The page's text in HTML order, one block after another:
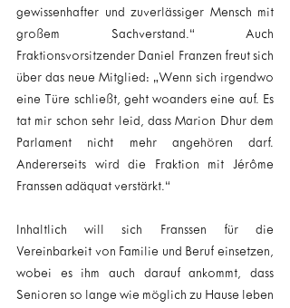
gewissenhafter und zuverlässiger Mensch mit
großem Sachverstand.“ Auch
Fraktionsvorsitzender Daniel Franzen freut sich
über das neue Mitglied: „Wenn sich irgendwo
eine Türe schließt, geht woanders eine auf. Es
tat mir schon sehr leid, dass Marion Dhur dem
Parlament nicht mehr angehören darf.
Andererseits wird die Fraktion mit Jérôme
Franssen adäquat verstärkt.“
Inhaltlich will sich Franssen für die
Vereinbarkeit von Familie und Beruf einsetzen,
wobei es ihm auch darauf ankommt, dass
Senioren so lange wie möglich zu Hause leben